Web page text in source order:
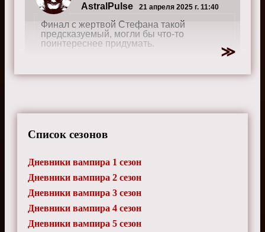
AstralPulse 21 апреля 2025 г. 11:40
Финал с жертвой Стефана такой
предсказуемый, могли бы что-то
поинтереснее придумать.
Список сезонов
Дневники вампира 1 сезон
Дневники вампира 2 сезон
Дневники вампира 3 сезон
Дневники вампира 4 сезон
Дневники вампира 5 сезон